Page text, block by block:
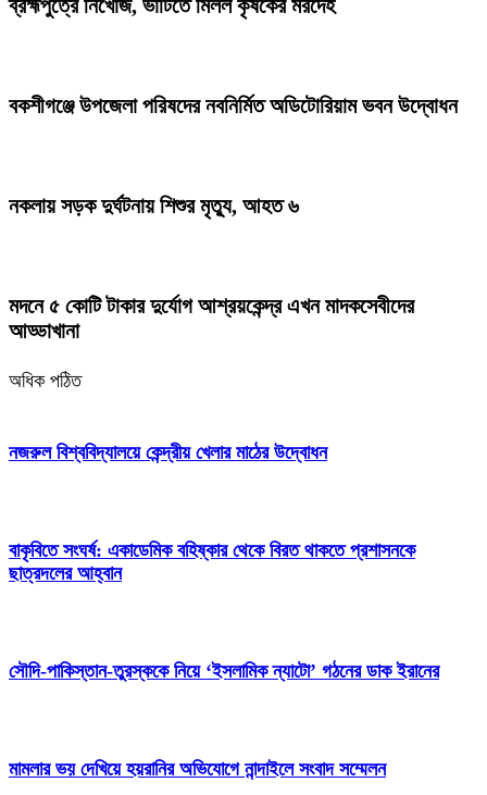
ব্রহ্মপুত্রে নিখোঁজ, ভাটিতে মিলল কৃষকের মরদেহ
বকশীগঞ্জে উপজেলা পরিষদের নবনির্মিত অডিটোরিয়াম ভবন উদ্বোধন
নকলায় সড়ক দুর্ঘটনায় শিশুর মৃত্যু, আহত ৬
মদনে ৫ কোটি টাকার দুর্যোগ আশ্রয়কেন্দ্র এখন মাদকসেবীদের
আড্ডাখানা
অধিক পঠিত
নজরুল বিশ্ববিদ্যালয়ে কেন্দ্রীয় খেলার মাঠের উদ্বোধন
বাকৃবিতে সংঘর্ষ: একাডেমিক বহিষ্কার থেকে বিরত থাকতে প্রশাসনকে
ছাত্রদলের আহ্বান
সৌদি-পাকিস্তান-তুরস্ককে নিয়ে ‘ইসলামিক ন্যাটো’ গঠনের ডাক ইরানের
মামলার ভয় দেখিয়ে হয়রানির অভিযোগে নান্দাইলে সংবাদ সম্মেলন